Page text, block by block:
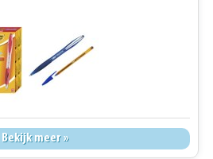
Bekijk meer »